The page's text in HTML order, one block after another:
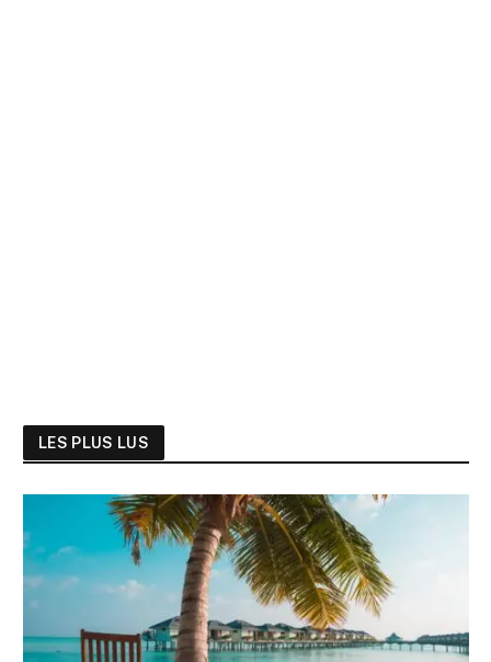
LES PLUS LUS